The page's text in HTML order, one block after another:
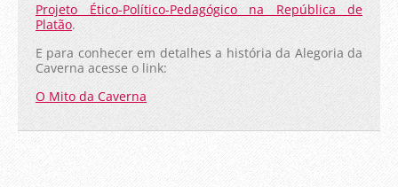
Projeto Ético-Político-Pedagógico na República de
Platão.
E para conhecer em detalhes a história da Alegoria da
Caverna acesse o link:
O Mito da Caverna